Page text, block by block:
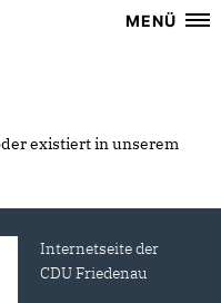
MENÜ
existiert in unserem
Internetseite der
CDU Friedenau